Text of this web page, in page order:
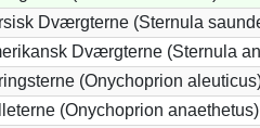
Dværgterne (Sternula
Dværgterne (Sternula
(Onychoprion
(Onychoprion anaethetus)